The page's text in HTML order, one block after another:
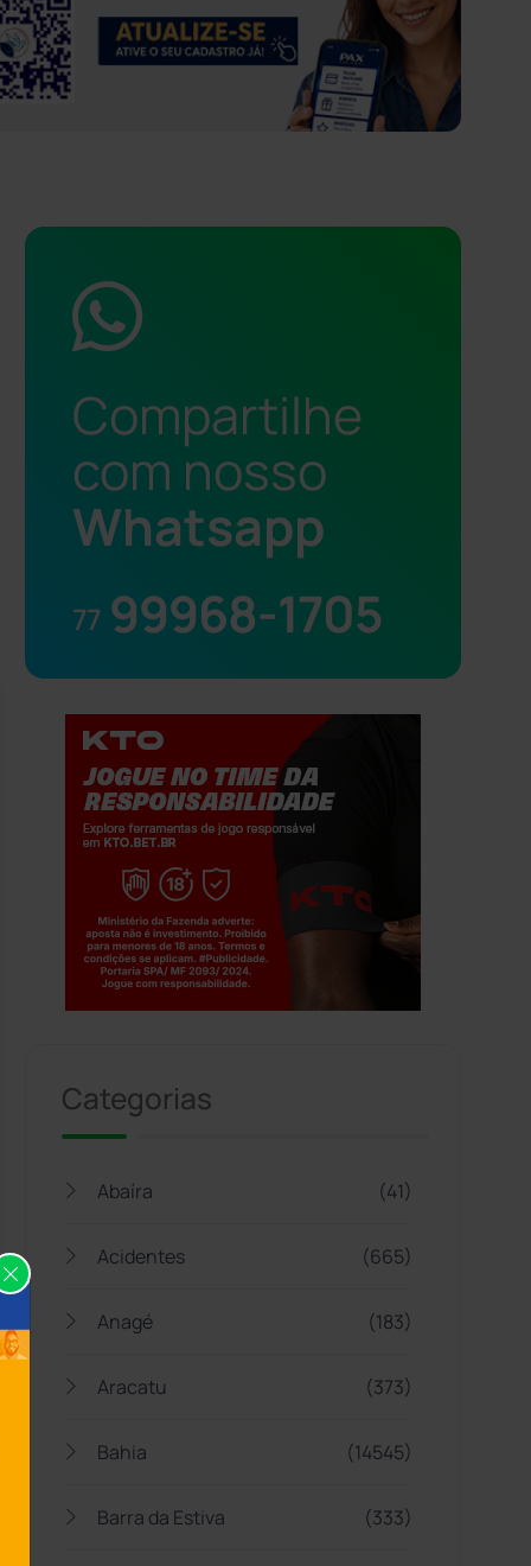
Compartilhe
com nosso
Whatsapp
77 99968-1705
Categorias
Abaíra (41)
Acidentes (665)
Anagé (183)
Aracatu (373)
Bahia (14545)
Barra da Estiva (333)